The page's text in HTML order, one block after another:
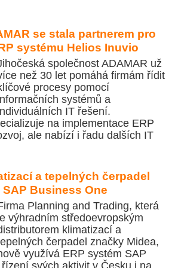
se stala partnerem pro
systému Helios Inuvio
společnost ADAMAR už
než 30 let pomáhá firmám řídit
procesy pomocí
systémů a
IT řešení.
na implementace ERP
ale nabízí i řadu dalších IT
a tepelných čerpadel
Business One
Planning and Trading, která
výhradním středoevropským
klimatizací a
čerpadel značky Midea,
využívá ERP systém SAP